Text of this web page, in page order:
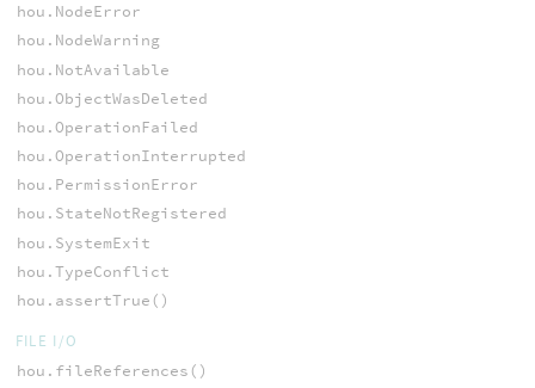
hou.NodeError
hou.NodeWarning
hou.NotAvailable
hou.ObjectWasDeleted
hou.OperationFailed
hou.OperationInterrupted
hou.PermissionError
hou.StateNotRegistered
hou.SystemExit
hou.TypeConflict
hou.assertTrue()
FILE I/O
hou.fileReferences()